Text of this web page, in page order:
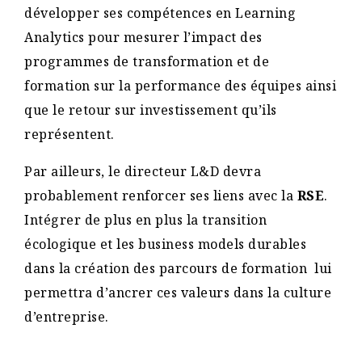
développer ses compétences en Learning
Analytics pour mesurer l’impact des
programmes de transformation et de
formation sur la performance des équipes ainsi
que le retour sur investissement qu’ils
représentent.
Par ailleurs, le directeur L&D devra
probablement renforcer ses liens avec la RSE.
Intégrer de plus en plus la transition
écologique et les business models durables
dans la création des parcours de formation lui
permettra d’ancrer ces valeurs dans la culture
d’entreprise.